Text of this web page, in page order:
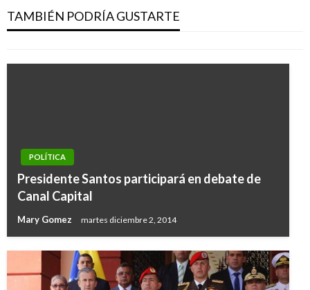
TAMBIÉN PODRÍA GUSTARTE
desgracias en la Guajira
Ariel Cabrera viernes octubre 21, 2016
POLÍTICA
Presidente Santos participará en debate de
Canal Capital
Mary Gomez martes diciembre 2, 2014